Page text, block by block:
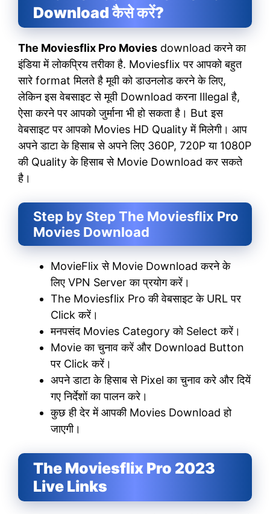
Download कैसे करें?
The Moviesflix Pro Movies download करने का
इंडिया में लोकप्रिय तरीका है. Moviesflix पर आपको बहुत
सारे format मिलते है मूवी को डाउनलोड करने के लिए,
लेकिन इस वेबसाइट से मूवी Download करना Illegal है,
ऐसा करने पर आपको जुर्माना भी हो सकता है। But इस
वेबसाइट पर आपको Movies HD Quality में मिलेगी। आप
अपने डाटा के हिसाब से अपने लिए 360P, 720P या 1080P
की Quality के हिसाब से Movie Download कर सकते
है।
Step by Step The Moviesflix Pro
Movies Download
MovieFlix से Movie Download करने के
लिए VPN Server का प्रयोग करें।
The Moviesflix Pro की वेबसाइट के URL पर
Click करें।
मनपसंद Movies Category को Select करें।
Movie का चुनाव करें और Download Button
पर Click करें।
अपने डाटा के हिसाब से Pixel का चुनाव करे और दियें
गए निर्देशों का पालन करे।
कुछ ही देर में आपकी Movies Download हो
जाएगी।
The Moviesflix Pro 2023
Live Links